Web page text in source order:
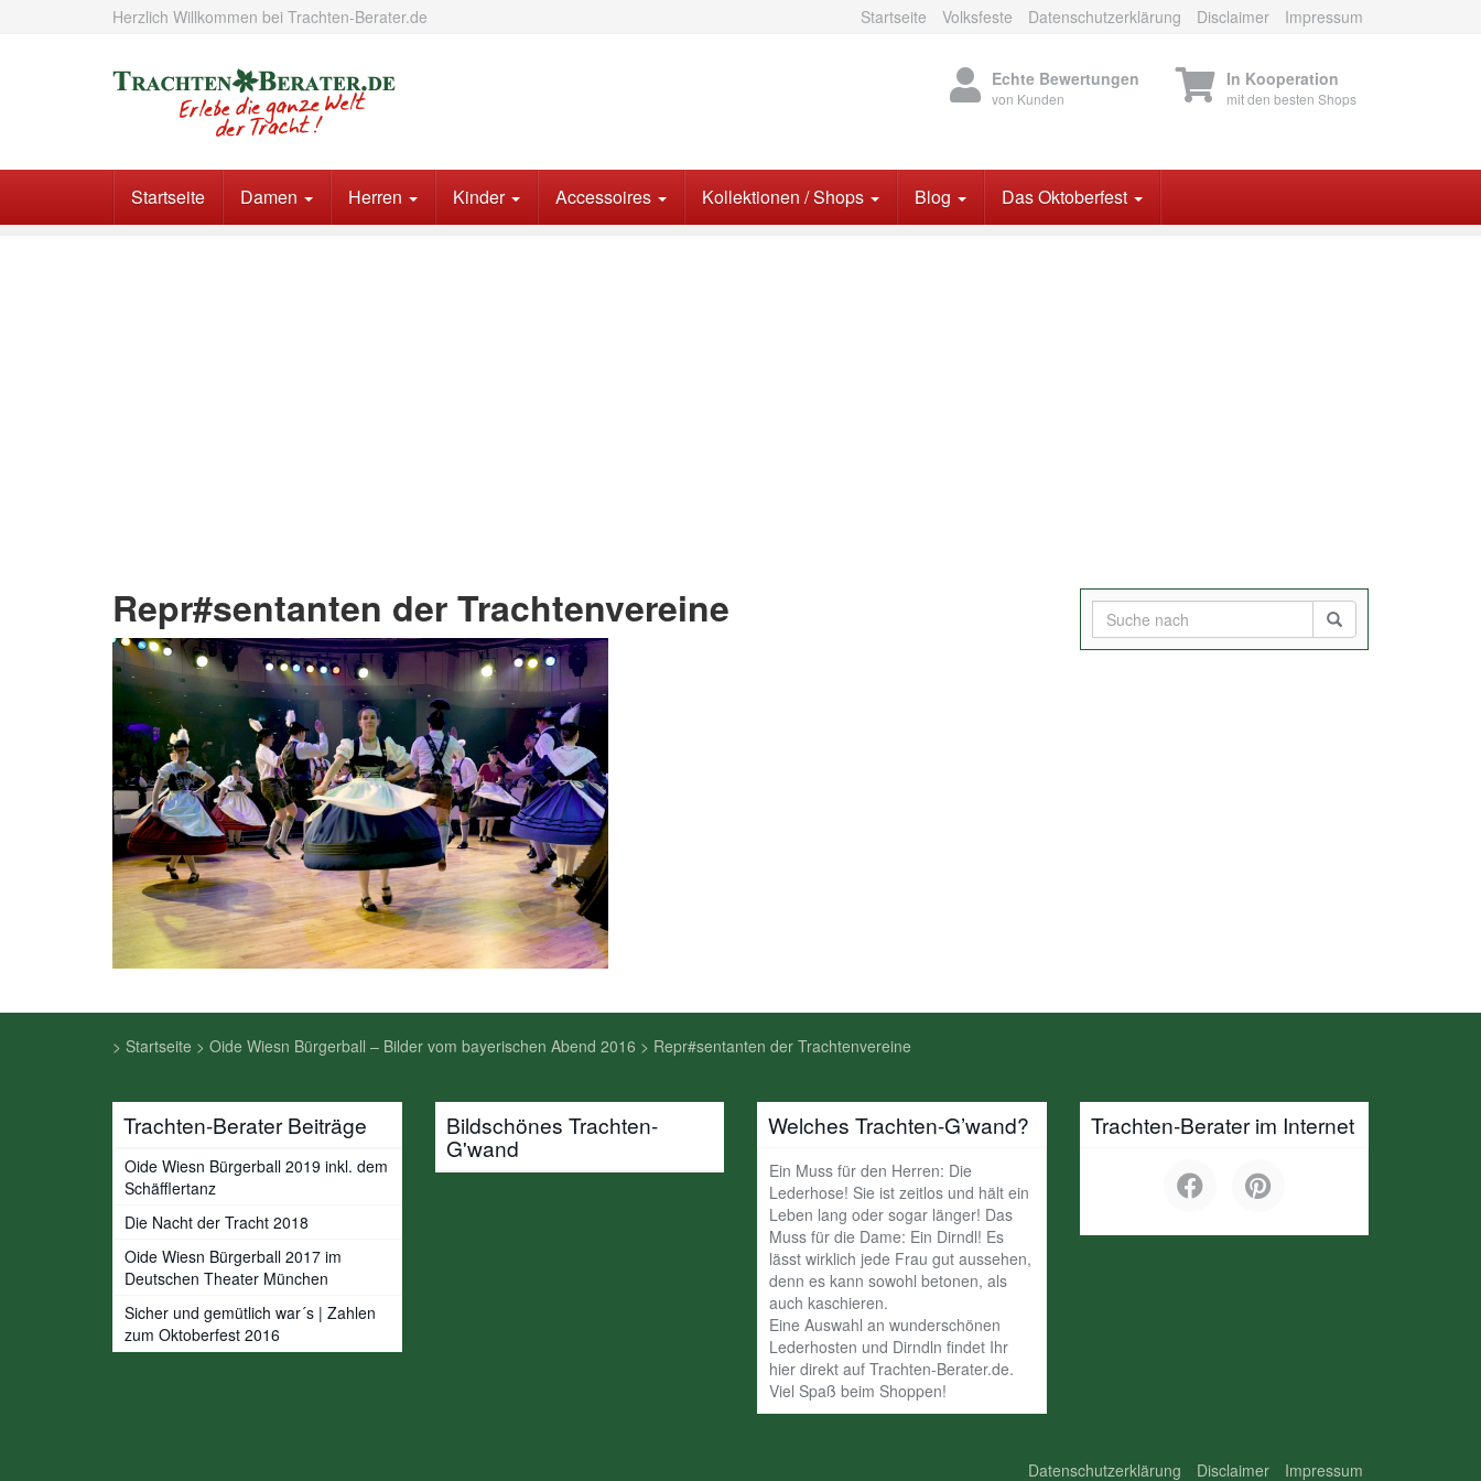
Herzlich Willkommen bei Trachten-Berater.de Startseite Volksfeste Datenschutzerklärung Disclaimer Impressum
Echte Bewertungen
von Kunden
In Kooperation
mit den besten Shops
Startseite Damen Herren Kinder Accessoires Kollektionen / Shops Blog Das Oktoberfest
Repr#sentanten der Trachtenvereine
> Startseite > Oide Wiesn Bürgerball – Bilder vom bayerischen Abend 2016 > Repr#sentanten der Trachtenvereine
Trachten-Berater Beiträge
Oide Wiesn Bürgerball 2019 inkl. dem
Schäfflertanz
Die Nacht der Tracht 2018
Oide Wiesn Bürgerball 2017 im
Deutschen Theater München
Sicher und gemütlich war´s | Zahlen
zum Oktoberfest 2016
Bildschönes Trachten-
G'wand
Welches Trachten-G’wand?
Ein Muss für den Herren: Die
Lederhose! Sie ist zeitlos und hält ein
Leben lang oder sogar länger! Das
Muss für die Dame: Ein Dirndl! Es
lässt wirklich jede Frau gut aussehen,
denn es kann sowohl betonen, als
auch kaschieren.
Eine Auswahl an wunderschönen
Lederhosten und Dirndln findet Ihr
hier direkt auf Trachten-Berater.de.
Viel Spaß beim Shoppen!
Trachten-Berater im Internet
Datenschutzerklärung Disclaimer Impressum